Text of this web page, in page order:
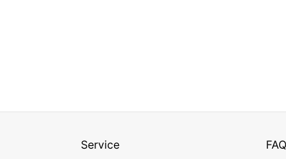
Service FAQ